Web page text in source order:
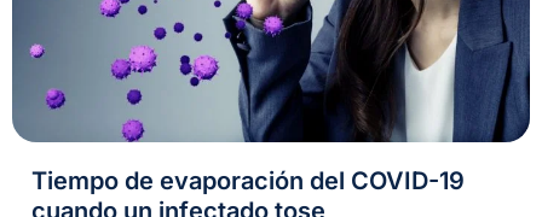
Tiempo de evaporación del COVID-19